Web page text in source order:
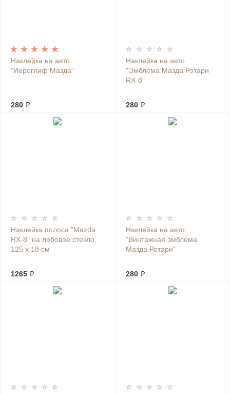
Наклейка на авто
"Иероглиф Мазда"
280 ₽
Наклейка на авто
"Эмблема Мазда Ротари
RX-8"
280 ₽
Наклейка полоса "Mazda
RX-8" на лобовое стекло
125 х 18 см
1265 ₽
Наклейка на авто
"Винтажная эмблема
Мазда Ротари"
280 ₽